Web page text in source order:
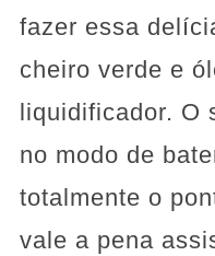
fazer essa
cheiro verde e
liquidificador. O
no modo de
totalmente o
vale a pena